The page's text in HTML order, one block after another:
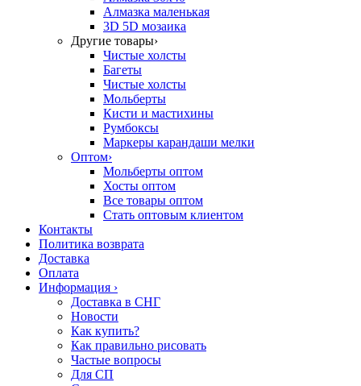
Алмазка маленькая
3D 5D мозаика
Другие товары›
Чистые холсты
Багеты
Чистые холсты
Мольберты
Кисти и мастихины
Румбоксы
Маркеры карандаши мелки
Оптом›
Мольберты оптом
Хосты оптом
Все товары оптом
Стать оптовым клиентом
Контакты
Политика возврата
Доставка
Оплата
Информация ›
Доставка в СНГ
Новости
Как купить?
Как правильно рисовать
Частые вопросы
Для СП